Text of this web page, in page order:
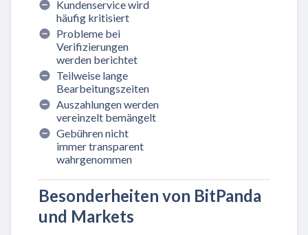
Kundenservice wird
häufig kritisiert
Probleme bei
Verifizierungen
werden berichtet
Teilweise lange
Bearbeitungszeiten
Auszahlungen werden
vereinzelt bemängelt
Gebühren nicht
immer transparent
wahrgenommen
Besonderheiten von BitPanda
und Markets